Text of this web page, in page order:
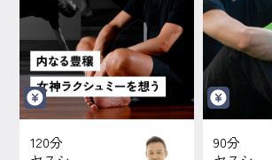
120分
90分